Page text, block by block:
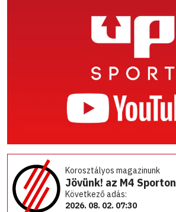
Korosztályos magazinunk
Jövünk! az M4 Sporton
Következő adás:
2026. 08. 02. 07:30